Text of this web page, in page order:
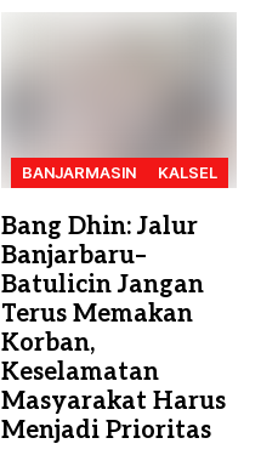
BANJARMASIN KALSEL
Bang Dhin: Jalur
Banjarbaru–
Batulicin Jangan
Terus Memakan
Korban,
Keselamatan
Masyarakat Harus
Menjadi Prioritas